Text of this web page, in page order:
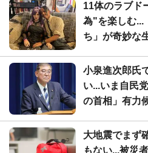
11体のラブド
為"を楽しむ...
ち」が奇妙な
小泉進次郎氏
い...いま自民
の首相」有力
大地震でまず
もない...被災